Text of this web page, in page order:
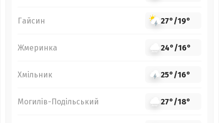
Гайсин 27°/19°
Жмеринка 24°/16°
Хмільник 25°/16°
Могилів-Подільський 27°/18°